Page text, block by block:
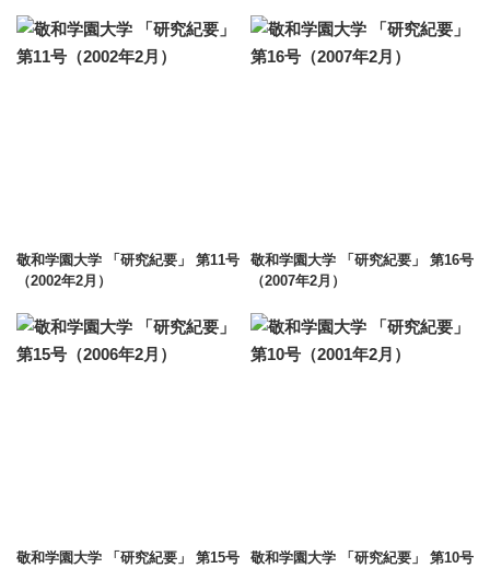
敬和学園大学 「研究紀要」 第11号
（2002年2月）
敬和学園大学 「研究紀要」 第16号
（2007年2月）
敬和学園大学 「研究紀要」 第15号
敬和学園大学 「研究紀要」 第10号